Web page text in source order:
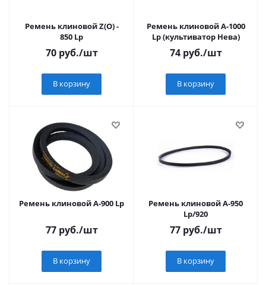
Ремень клиновой Z(О) -
850 Lp
70руб./шт
В корзину
Ремень клиновой А-1000
Lp (культиватор Нева)
74руб./шт
В корзину
Ремень клиновой А-900 Lp
77руб./шт
В корзину
Ремень клиновой А-950
Lp/920
77руб./шт
В корзину